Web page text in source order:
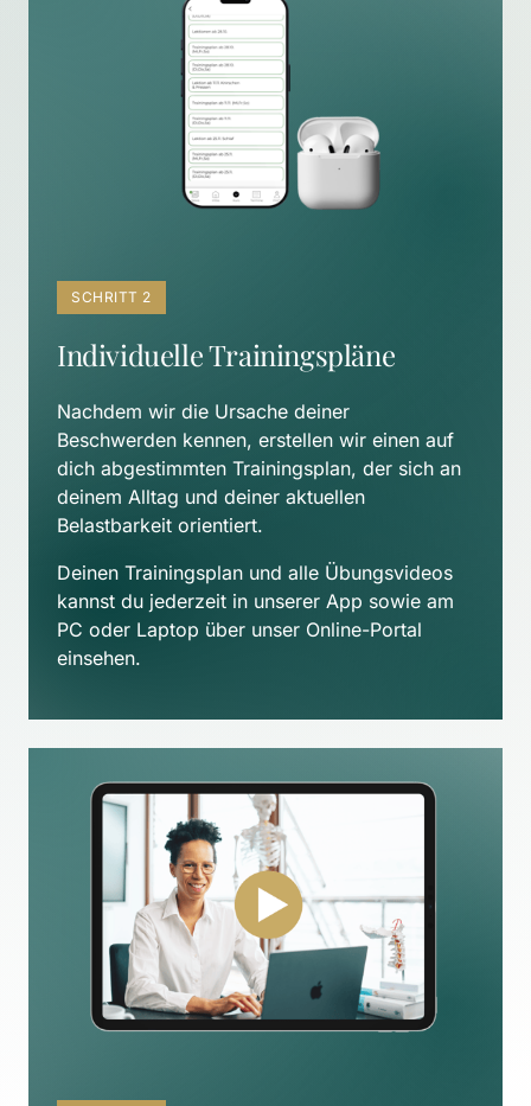
SCHRITT 2
Individuelle Trainingspläne
Nachdem wir die Ursache deiner
Beschwerden kennen, erstellen wir einen auf
dich abgestimmten Trainingsplan, der sich an
deinem Alltag und deiner aktuellen
Belastbarkeit orientiert.
Deinen Trainingsplan und alle Übungsvideos
kannst du jederzeit in unserer App sowie am
PC oder Laptop über unser Online-Portal
einsehen.